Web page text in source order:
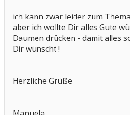
ich kann zwar leider zum
aber ich wollte Dir alles Gute
Daumen drücken - damit alles
Dir wünscht !
Herzliche Grüße